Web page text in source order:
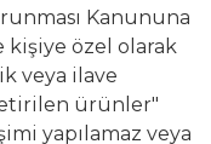
Kanununa
kişiye özel olarak
veya ilave
ürünler"
yapılamaz veya